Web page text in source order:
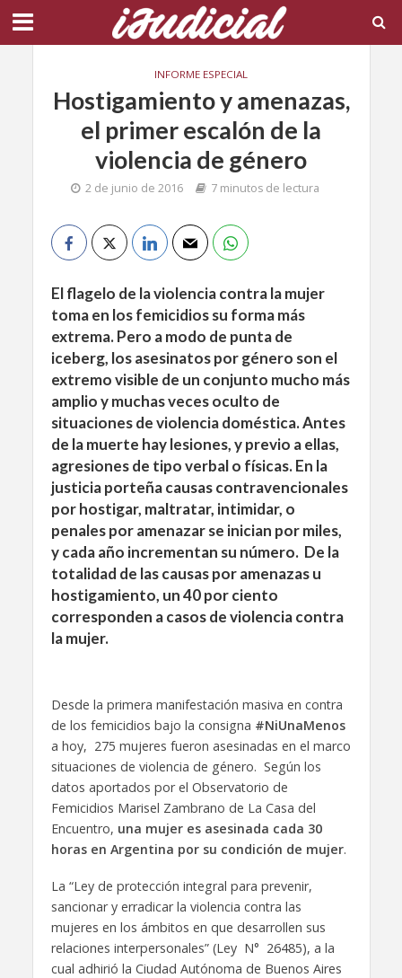
INFORME ESPECIAL
Hostigamiento y amenazas,
el primer escalón de la
violencia de género
2 de junio de 2016 7 minutos de lectura
El flagelo de la violencia contra la mujer
toma en los femicidios su forma más
extrema. Pero a modo de punta de
iceberg, los asesinatos por género son el
extremo visible de un conjunto mucho más
amplio y muchas veces oculto de
situaciones de violencia doméstica. Antes
de la muerte hay lesiones, y previo a ellas,
agresiones de tipo verbal o físicas. En la
justicia porteña causas contravencionales
por hostigar, maltratar, intimidar, o
penales por amenazar se inician por miles,
y cada año incrementan su número. De la
totalidad de las causas por amenazas u
hostigamiento, un 40 por ciento
corresponden a casos de violencia contra
la mujer.
Desde la primera manifestación masiva en contra
de los femicidios bajo la consigna #NiUnaMenos
a hoy, 275 mujeres fueron asesinadas en el marco
situaciones de violencia de género. Según los
datos aportados por el Observatorio de
Femicidios Marisel Zambrano de La Casa del
Encuentro, una mujer es asesinada cada 30
horas en Argentina por su condición de mujer.
La “Ley de protección integral para prevenir,
sancionar y erradicar la violencia contra las
mujeres en los ámbitos en que desarrollen sus
relaciones interpersonales” (Ley N° 26485), a la
cual adhirió la Ciudad Autónoma de Buenos Aires